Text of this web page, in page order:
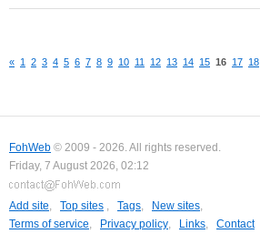
« 1 2 3 4 5 6 7 8 9 10 11 12 13 14 15 16 17 18
FohWeb © 2009 - 2026. All rights reserved.
Friday, 7 August 2026, 02:12
Add site, Top sites , Tags, New sites,
Terms of service, Privacy policy, Links, Contact